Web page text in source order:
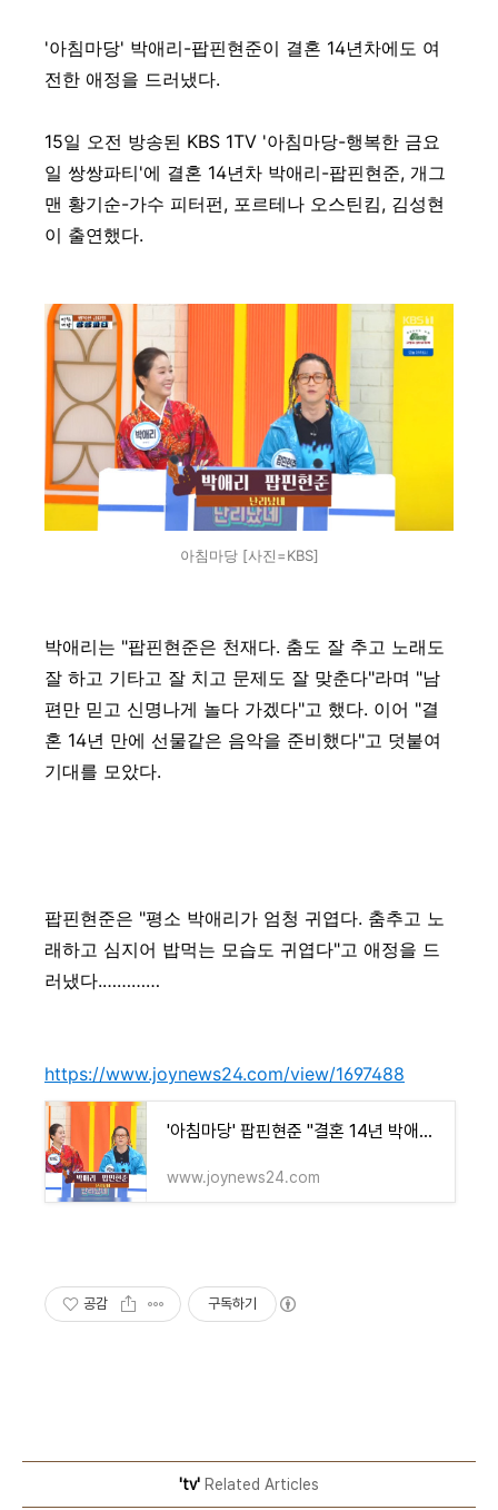
'아침마당' 박애리-팝핀현준이 결혼 14년차에도 여
전한 애정을 드러냈다.
15일 오전 방송된 KBS 1TV '아침마당-행복한 금요
일 쌍쌍파티'에 결혼 14년차 박애리-팝핀현준, 개그
맨 황기순-가수 피터펀, 포르테나 오스틴킴, 김성현
이 출연했다.
아침마당 [사진=KBS]
박애리는 "팝핀현준은 천재다. 춤도 잘 추고 노래도
잘 하고 기타고 잘 치고 문제도 잘 맞춘다"라며 "남
편만 믿고 신명나게 놀다 가겠다"고 했다. 이어 "결
혼 14년 만에 선물같은 음악을 준비했다"고 덧붙여
기대를 모았다.
팝핀현준은 "평소 박애리가 엄청 귀엽다. 춤추고 노
래하고 심지어 밥먹는 모습도 귀엽다"고 애정을 드
러냈다.…………
https://www.joynews24.com/view/1697488
'아침마당' 팝핀현준 "결혼 14년 박애리, 밥먹는 모습도 귀여워"
www.joynews24.com
공감 구독하기
'tv' Related Articles